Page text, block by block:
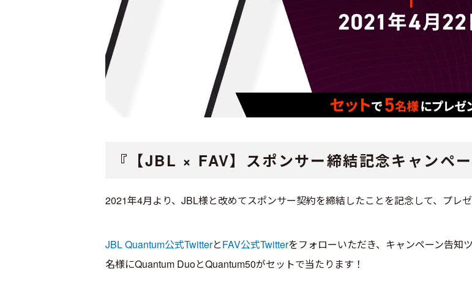
『【JBL × FAV】スポンサー締結記念キャンペー
2021年4月より、JBL様と改めてスポンサー契約を締結したことを記念して、プレ
JBL Quantum公式TwitterとFAV公式Twitterをフォローいただき、キャンペーン告知
名様にQuantum DuoとQuantum50がセットで当たります！